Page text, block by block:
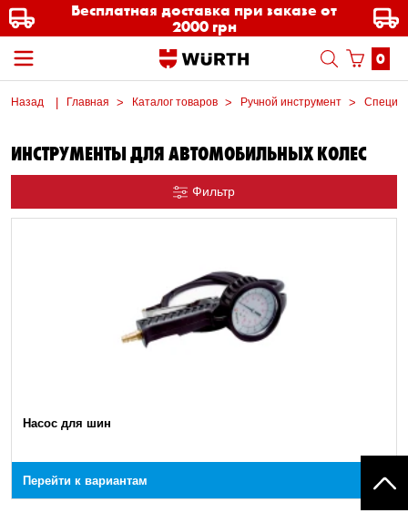
Бесплатная доставка при заказе от
2000 грн
0
Назад Главная Каталог товаров Ручной инструмент
ИНСТРУМЕНТЫ ДЛЯ АВТОМОБИЛЬНЫХ КОЛЕС
Фильтр
Насос для шин
Перейти к вариантам